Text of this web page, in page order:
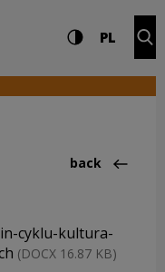
and search
High contrast
PL
Back
back
cyklu-kultura-
(DOCX 16.87 KB)